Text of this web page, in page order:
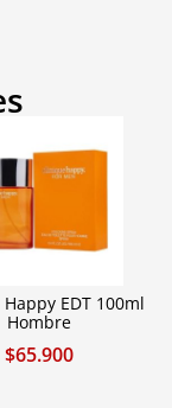
EDT 100ml
Hombre
$65.900